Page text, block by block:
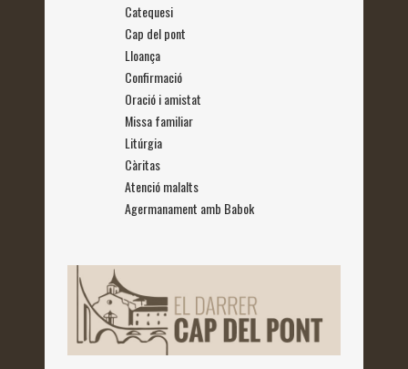
Catequesi
Cap del pont
Lloança
Confirmació
Oració i amistat
Missa familiar
Litúrgia
Càritas
Atenció malalts
Agermanament amb Babok